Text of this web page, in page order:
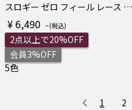
スロギー ゼロ フィール レース ハーフトップ
¥ 6,490
2点以上で20%OFF
会員3%OFF
5色
1 2